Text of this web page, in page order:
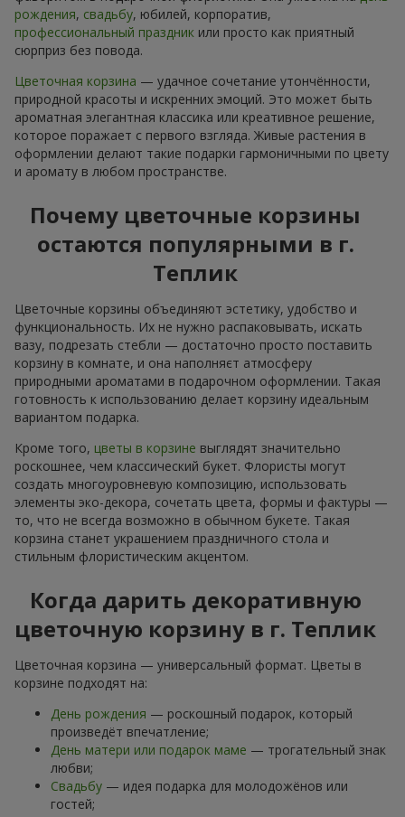
рождения, свадьбу, юбилей, корпоратив,
профессиональный праздник или просто как приятный
сюрприз без повода.
Цветочная корзина — удачное сочетание утончённости,
природной красоты и искренних эмоций. Это может быть
ароматная элегантная классика или креативное решение,
которое поражает с первого взгляда. Живые растения в
оформлении делают такие подарки гармоничными по цвету
и аромату в любом пространстве.
Почему цветочные корзины
остаются популярными в г.
Теплик
Цветочные корзины объединяют эстетику, удобство и
функциональность. Их не нужно распаковывать, искать
вазу, подрезать стебли — достаточно просто поставить
корзину в комнате, и она наполняєт атмосферу
природными ароматами в подарочном оформлении. Такая
готовность к использованию делает корзину идеальным
вариантом подарка.
Кроме того, цветы в корзине выглядят значительно
роскошнее, чем классический букет. Флористы могут
создать многоуровневую композицию, использовать
элементы эко-декора, сочетать цвета, формы и фактуры —
то, что не всегда возможно в обычном букете. Такая
корзина станет украшением праздничного стола и
стильным флористическим акцентом.
Когда дарить декоративную
цветочную корзину в г. Теплик
Цветочная корзина — универсальный формат. Цветы в
корзине подходят на:
День рождения — роскошный подарок, который
произведёт впечатление;
День матери или подарок маме — трогательный знак
любви;
Свадьбу — идея подарка для молодожёнов или
гостей;